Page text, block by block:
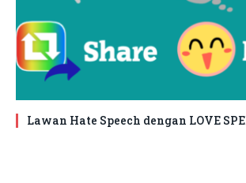
Lawan Hate Speech dengan LOVE